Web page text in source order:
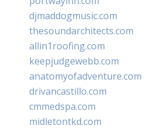
djmaddogmusic.com
thesoundarchitects.com
allin1roofing.com
keepjudgewebb.com
anatomyofadventure.com
drivancastillo.com
cmmedspa.com
midletontkd.com